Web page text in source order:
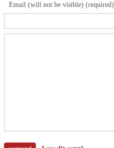
Email (will not be visible) (required)